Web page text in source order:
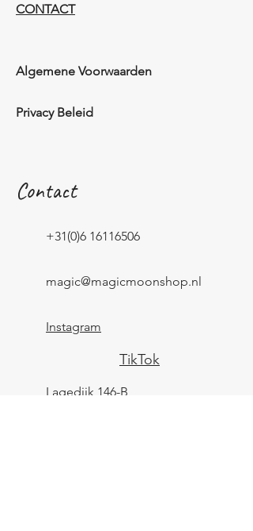
CONTACT
Algemene Voorwaarden
Privacy Beleid
Contact
+31(0)6 16116506
magic@magicmoonshop.nl
Instagram
TikTok
Lagedijk 146-B